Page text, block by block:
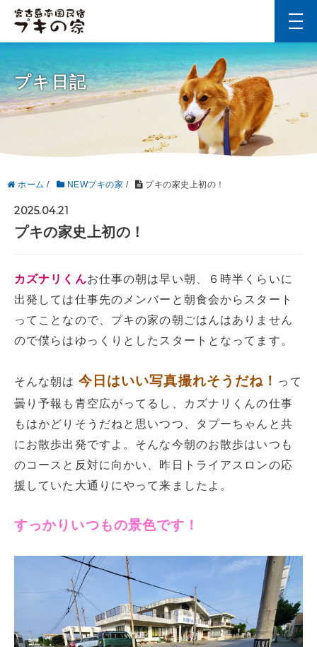
プキ日記
ホーム / NEWプキの家 / プキの家史上初の！
2025.04.21
プキの家史上初の！
カズナリくんお仕事の朝は早い朝、６時半くらいに
出発しては仕事先のメンバーと朝食会からスタート
ってことなので、プキの家の朝ごはんはありません
ので僕らはゆっくりとしたスタートとなってます。
そんな朝は 今日はいい写真撮れそうだね！ って
曇り予報も青空広がってるし、カズナリくんの仕事
もはかどりそうだねと思いつつ、タプーちゃんと共
にお散歩出発ですよ。そんな今朝のお散歩はいつも
のコースと反対に向かい、昨日トライアスロンの応
援していた大通りにやって来ましたよ。
すっかりいつもの景色です！
t
o
g
g
l
v
a